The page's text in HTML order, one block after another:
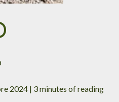
2024 | 3 minutes of reading